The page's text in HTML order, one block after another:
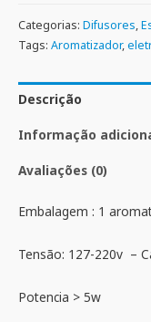
Categorias: Difusores,
Tags: Aromatizador,
Descrição
Informação
Avaliações (0)
Embalagem : 1
Tensão: 127-220v –
Potencia > 5w